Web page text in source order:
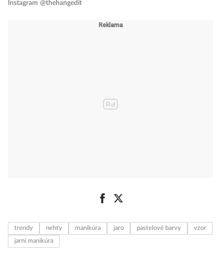
Instagram @thehangedit
trendy nehty manikúra jaro pastelové barvy
vzor
jarní manikúra